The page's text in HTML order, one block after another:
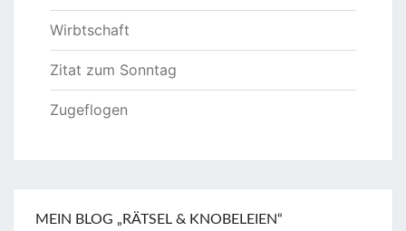
Wirbtschaft
Zitat zum Sonntag
Zugeflogen
MEIN BLOG „RÄTSEL & KNOBELEIEN“